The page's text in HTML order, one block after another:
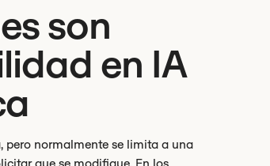
son
en IA
pero normalmente se limita a una